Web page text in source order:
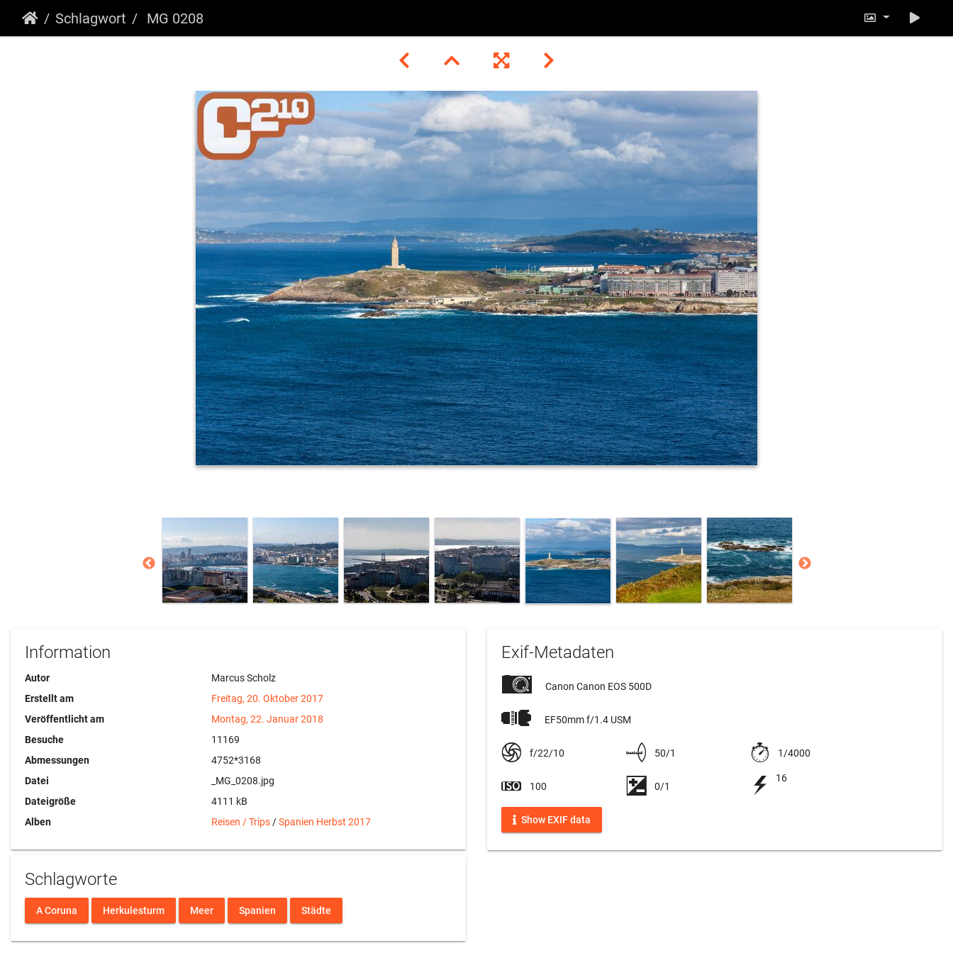
Schlagwort MG 0208
Information
Autor
Marcus Scholz
Erstellt am
Freitag, 20. Oktober 2017
Veröffentlicht am
Montag, 22. Januar 2018
Besuche
11169
Abmessungen
4752*3168
Datei
_MG_0208.jpg
Dateigröße
4111 kB
Alben
Reisen / Trips /Spanien Herbst 2017
Schlagworte
A Coruna Herkulesturm Meer Spanien Städte
Exif-Metadaten
Canon Canon EOS 500D
EF50mm f/1.4 USM
f/22/10 50/1 1/4000
100 0/1
16
Show EXIF data